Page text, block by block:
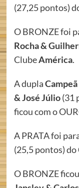
(27,25 pontos)
O BRONZE foi
Rocha &
ClubeAmérica.
A duplaCampeã
& José Júlio(31
ficou com o
A PRATA foi
(25,5 pontos) do
O BRONZE